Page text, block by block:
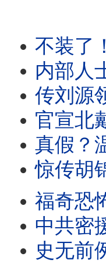
不装了！中共大抢钱
内部人士爆料“出入境
传刘源领衔红二代
官宣北戴河异常；
真假？温家宝又传全家
惊传胡锦涛中毒灭门
福奇恐怖“三明治”，6
中共密援伊朗400
史无前例！习缺席唐